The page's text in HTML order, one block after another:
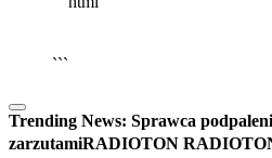
```
Trending News: Sprawca
zarzutamiRADIOTON